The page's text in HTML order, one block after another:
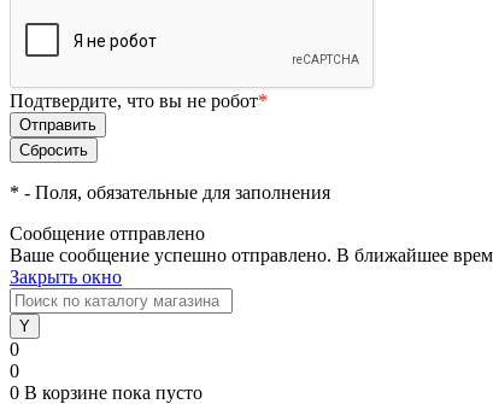
Подтвердите, что вы не робот*
* - Поля, обязательные для заполнения
Сообщение отправлено
Ваше сообщение успешно отправлено. В ближайшее
Закрыть окно
0
0
0 В корзине пока пусто